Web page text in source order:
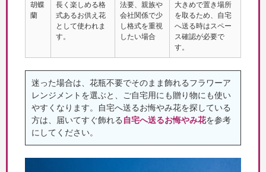
胡蝶
蘭
長く楽しめる格
式あるお供え花
として使われま
す。
法要、親族や
会社関係で少
し格式を重視
したい場合
大きめで置き場所
を取るため、自宅
へ送る時はスペー
ス確認が必要で
す。
迷った場合は、花瓶不要でそのまま飾れるフラワーア
レンジメントを選ぶと、ご自宅用にも贈り物にも使い
やすくなります。自宅へ送るお悔やみ花を探している
方は、届いてすぐ飾れる 自宅へ送るお悔やみ花を参考
にしてください。